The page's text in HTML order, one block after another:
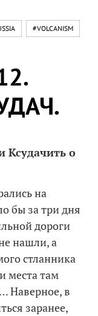
#VOLCANISM
Ксудачить о
на
бы за три дня
дороги
нашли, а
стланника
места там
Наверное, в
заранее,